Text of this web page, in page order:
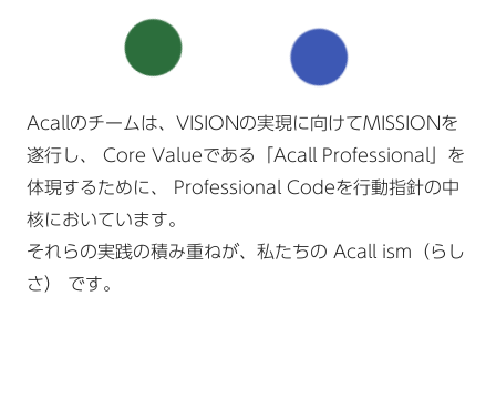
Acallのチームは、VISIONの実現に向けてMISSIONを
遂行し、
Core Valueである「Acall Professional」を
体現するために、
Professional Codeを行動指針の中
核においています。
それらの実践の積み重ねが、私たちの Acall ism（らし
さ） です。